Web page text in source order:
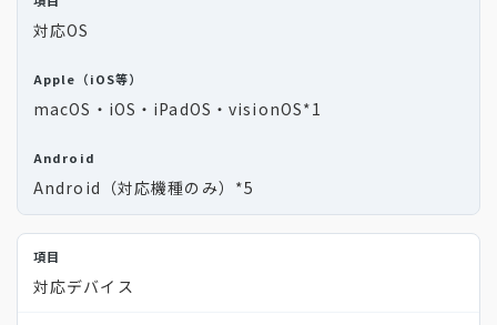
対応OS
macOS・iOS・iPadOS・visionOS*1
Android（対応機種のみ） *5
対応デバイス